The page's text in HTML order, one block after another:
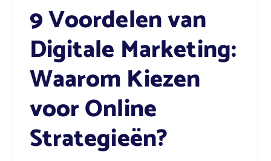
9 Voordelen van
Digitale Marketing:
Waarom Kiezen
voor Online
Strategieën?